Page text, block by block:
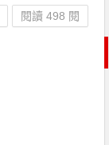
閱讀 498 閱